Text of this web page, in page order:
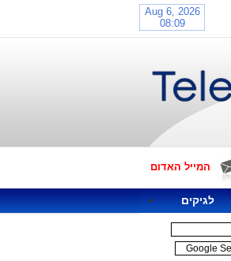
המייל האדום
לגיקים